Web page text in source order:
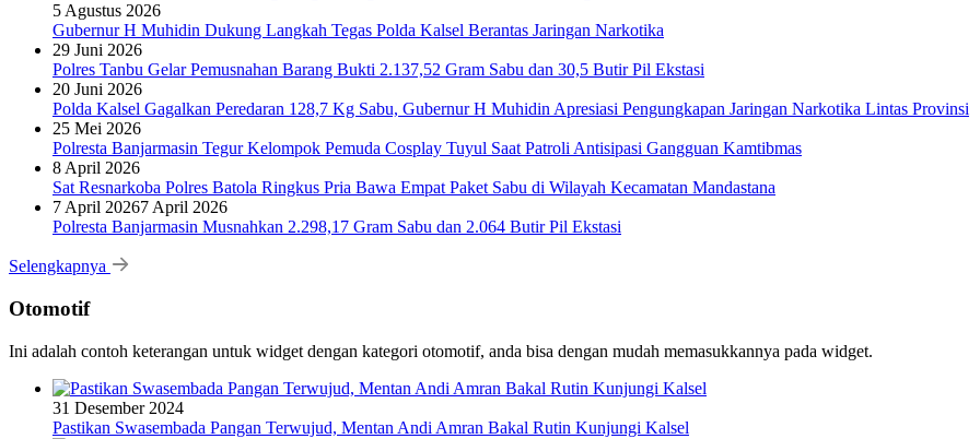
5 Agustus 2026
Gubernur H Muhidin Dukung Langkah Tegas Polda Kalsel Berantas Jaringan Narkotika
29 Juni 2026
Polres Tanbu Gelar Pemusnahan Barang Bukti 2.137,52 Gram Sabu dan 30,5 Butir Pil Ekstasi
20 Juni 2026
Polda Kalsel Gagalkan Peredaran 128,7 Kg Sabu, Gubernur H Muhidin Apresiasi Pengungkapan Jaringan Narkotika Lintas Provinsi
25 Mei 2026
Polresta Banjarmasin Tegur Kelompok Pemuda Cosplay Tuyul Saat Patroli Antisipasi Gangguan Kamtibmas
8 April 2026
Sat Resnarkoba Polres Batola Ringkus Pria Bawa Empat Paket Sabu di Wilayah Kecamatan Mandastana
7 April 20267 April 2026
Polresta Banjarmasin Musnahkan 2.298,17 Gram Sabu dan 2.064 Butir Pil Ekstasi
Selengkapnya
Otomotif
Ini adalah contoh keterangan untuk widget dengan kategori otomotif, anda bisa dengan mudah memasukkannya pada widget.
31 Desember 2024
Pastikan Swasembada Pangan Terwujud, Mentan Andi Amran Bakal Rutin Kunjungi Kalsel